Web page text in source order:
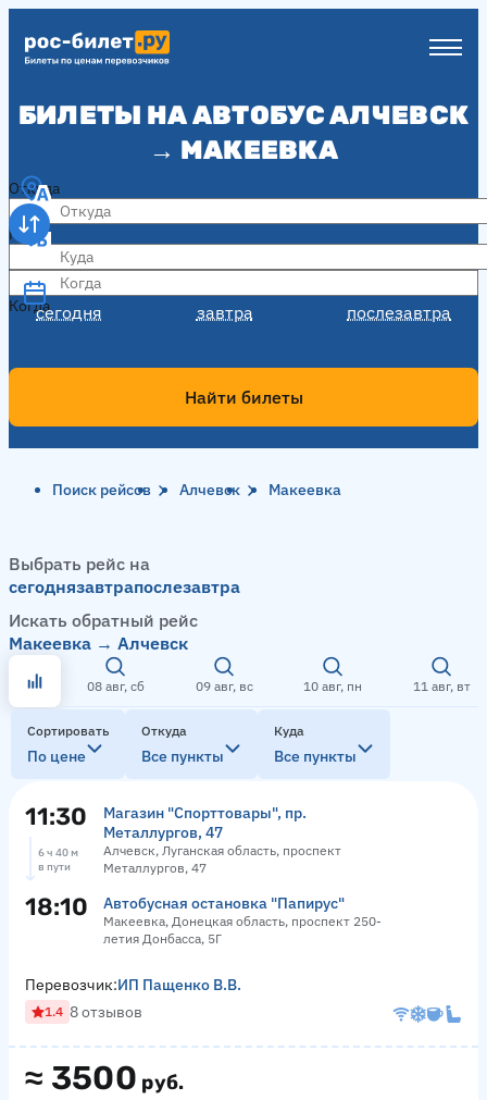
БИЛЕТЫ НА АВТОБУС АЛЧЕВСК
→ МАКЕЕВКА
Откуда
Куда
Когда
сегодня завтра послезавтра
Когда
Найти билеты
Поиск рейсов Алчевск Макеевка
Выбрать рейс на
сегоднязавтрапослезавтра
Искать обратный рейс
Макеевка → Алчевск
08 авг, сб 09 авг, вс 10 авг, пн 11 авг, вт
Сортировать
По цене
Откуда
Все пункты
Куда
Все пункты
11:30
Магазин "Спорттовары", пр.
Металлургов, 47
Алчевск, Луганская область, проспект
Металлургов, 47
6 ч 40 м
в пути
18:10 Автобусная остановка "Папирус"
Макеевка, Донецкая область, проспект 250-
летия Донбасса, 5Г
≈ 3500 руб.
Перевозчик:ИП Пащенко В.В.
1.4 8 отзывов